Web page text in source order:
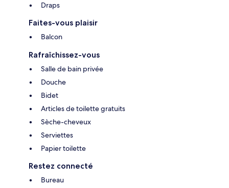
Draps
Faites-vous plaisir
Balcon
Rafraîchissez-vous
Salle de bain privée
Douche
Bidet
Articles de toilette gratuits
Sèche-cheveux
Serviettes
Papier toilette
Restez connecté
Bureau